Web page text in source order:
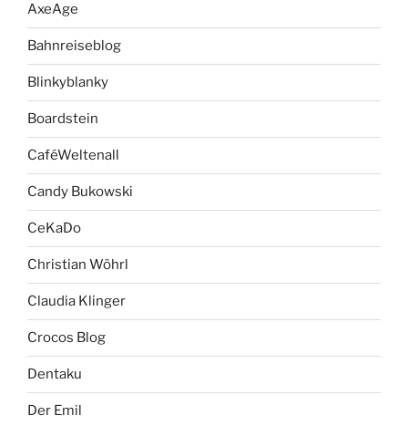
AxeAge
Bahnreiseblog
Blinkyblanky
Boardstein
CaféWeltenall
Candy Bukowski
CeKaDo
Christian Wöhrl
Claudia Klinger
Crocos Blog
Dentaku
Der Emil